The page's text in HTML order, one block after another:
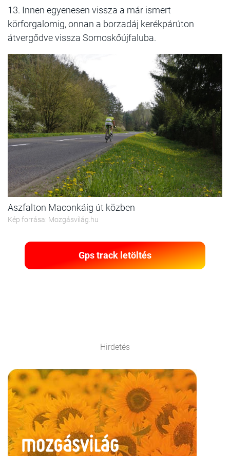
13. Innen egyenesen vissza a már ismert
körforgalomig, onnan a borzadáj kerékpárúton
átvergődve vissza Somoskőújfaluba.
Aszfalton Maconkáig út közben
Kép forrása: Mozgásvilág.hu
Gps track letöltés
Hirdetés